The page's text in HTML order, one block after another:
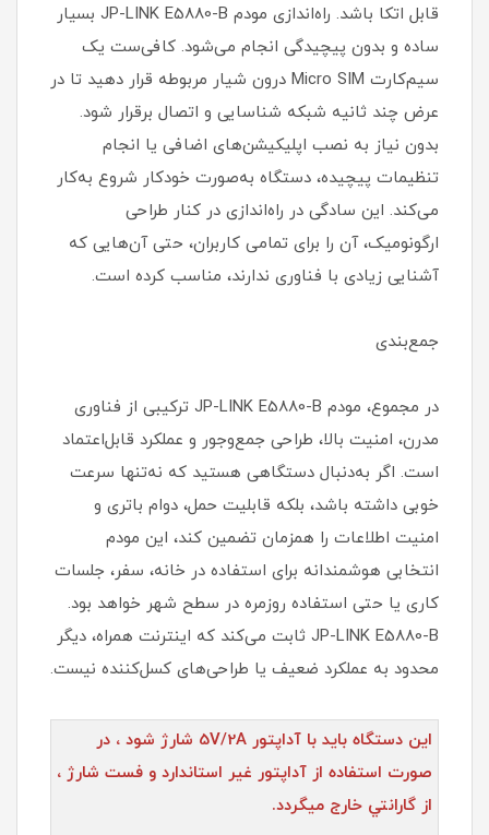
قابل اتکا باشد. راه‌اندازی مودم JP-LINK E5880-B بسیار
ساده و بدون پیچیدگی انجام می‌شود. کافی‌ست یک
سیم‌کارت Micro SIM درون شیار مربوطه قرار دهید تا در
عرض چند ثانیه شبکه شناسایی و اتصال برقرار شود.
بدون نیاز به نصب اپلیکیشن‌های اضافی یا انجام
تنظیمات پیچیده، دستگاه به‌صورت خودکار شروع به‌کار
می‌کند. این سادگی در راه‌اندازی در کنار طراحی
ارگونومیک، آن را برای تمامی کاربران، حتی آن‌هایی که
آشنایی زیادی با فناوری ندارند، مناسب کرده است.
جمع‌بندی
در مجموع، مودم JP-LINK E5880-B ترکیبی از فناوری
مدرن، امنیت بالا، طراحی جمع‌وجور و عملکرد قابل‌اعتماد
است. اگر به‌دنبال دستگاهی هستید که نه‌تنها سرعت
خوبی داشته باشد، بلکه قابلیت حمل، دوام باتری و
امنیت اطلاعات را همزمان تضمین کند، این مودم
انتخابی هوشمندانه برای استفاده در خانه، سفر، جلسات
کاری یا حتی استفاده روزمره در سطح شهر خواهد بود.
JP-LINK E5880-B ثابت می‌کند که اینترنت همراه، دیگر
محدود به عملکرد ضعیف یا طراحی‌های کسل‌کننده نیست.
اين دستگاه بايد با آداپتور 5V/2A شارژ شود ، در
صورت استفاده از آداپتور غير استاندارد و فست شارژ ،
از گارانتي خارج ميگردد.